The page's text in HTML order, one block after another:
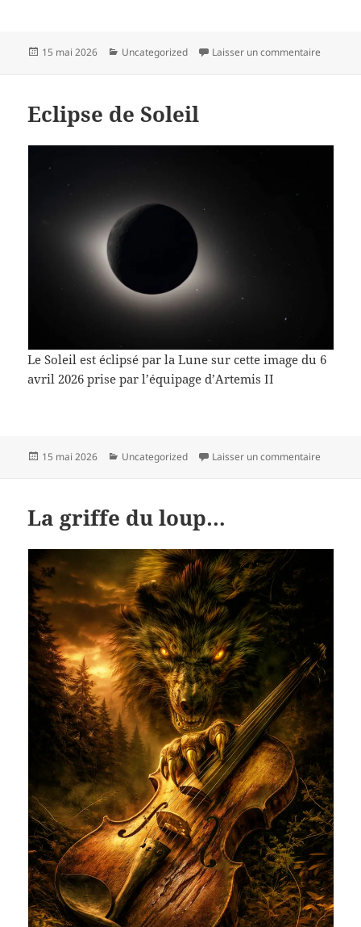
Publié
15 mai 2026 Catégories
Uncategorized Laisser un commentaire
Eclipse de Soleil
Le Soleil est éclipsé par la Lune sur cette image du 6
avril 2026 prise par l’équipage d’Artemis II
Publié
15 mai 2026 Catégories
Uncategorized Laisser un commentaire
La griffe du loup…